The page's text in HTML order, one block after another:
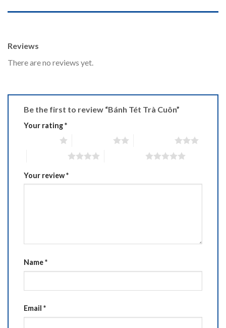
Reviews
There are no reviews yet.
Be the first to review “Bánh Tét Trà Cuôn”
Your rating*
Your review*
Name*
Email *